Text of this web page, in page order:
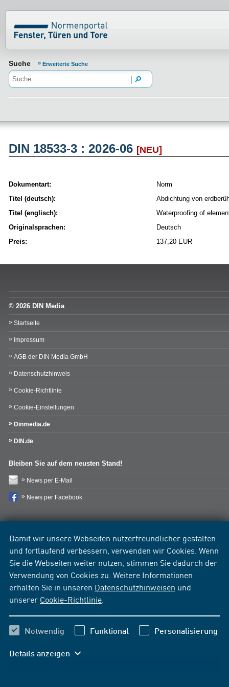
Damit wir unsere Webseiten nutzerfreundlicher gestalten
und fortlaufend verbessern, verwenden wir Cookies. Wenn
Sie die Webseiten weiter nutzen, stimmen Sie dadurch der
Verwendung von Cookies zu. Weitere Informationen
erhalten Sie in unseren Datenschutzhinweisen und
unserer Cookie-Richtlinie
Notwendig Funktional Personalisierung
Details anzeigen
Suche Erweiterte Suche
DIN 18533-3 : 2026-06 [NEU]
Dokumentart:
Norm
Titel (deutsch):
Abdichtung von
Titel (englisch):
Waterproofing of
Originalsprachen:
Deutsch
Preis:
137,20 EUR
© 2026 DIN Media
Startseite
Impressum
AGB der DIN Media GmbH
Datenschutzhinweis
Cookie-Richtlinie
Cookie-Einstellungen
Dinmedia.de
DIN.de
Bleiben Sie auf dem neusten Stand!
News per E-Mail
News per Facebook